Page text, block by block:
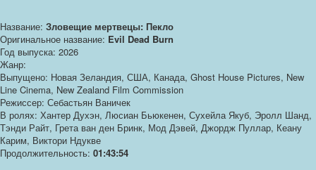
Название: Зловещие мертвецы: Пекло
Оригинальное название: Evil Dead Burn
Год выпуска: 2026
Жанр:
Выпущено: Новая Зеландия, США, Канада, Ghost House Pictures, New
Line Cinema, New Zealand Film Commission
Режиссер: Себастьян Ваничек
В ролях: Хантер Духэн, Люсиан Бьюкенен, Сухейла Якуб, Эролл Шанд,
Тэнди Райт, Грета ван ден Бринк, Мод Дэвей, Джордж Пуллар, Кеану
Карим, Виктори Ндукве
Продолжительность: 01:43:54